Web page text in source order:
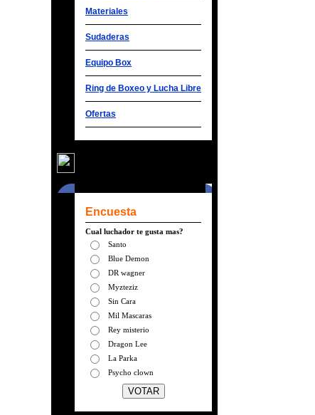
Materiales
Sudaderas
Equipo Box
Ring de Boxeo y Lucha Libre
Ofertas
Encuesta
Cual luchador te gusta mas?
Santo
Blue Demon
DR wagner
Myzteziz
Sin Cara
Mil Mascaras
Rey misterio
Dragon Lee
La Parka
Psycho clown